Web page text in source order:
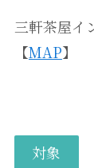
三軒茶屋イ
【MAP】
対象